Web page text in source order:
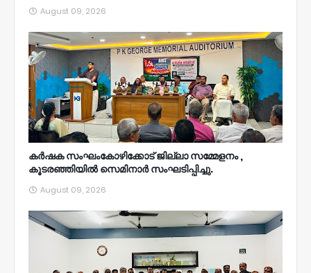
August 09, 2026
കർഷക സംഘംകോഴിക്കോട് ജില്ലാ സമ്മേളനം ,
കൂടരഞ്ഞിയിൽ സെമിനാർ സംഘടിപ്പിച്ചു.
August 09, 2026